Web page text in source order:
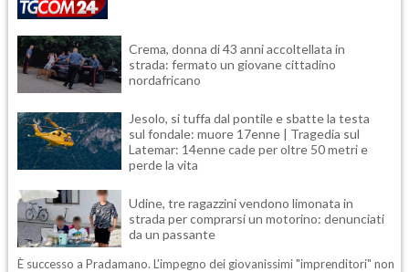
Crema, donna di 43 anni accoltellata in
strada: fermato un giovane cittadino
nordafricano
Jesolo, si tuffa dal pontile e sbatte la testa
sul fondale: muore 17enne | Tragedia sul
Latemar: 14enne cade per oltre 50 metri e
perde la vita
Udine, tre ragazzini vendono limonata in
strada per comprarsi un motorino: denunciati
da un passante
È successo a Pradamano. L'impegno dei giovanissimi "imprenditori" non